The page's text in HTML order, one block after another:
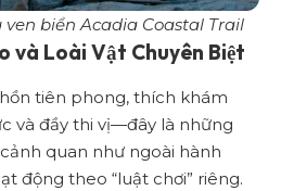
ven biển Acadia Coastal Trail
và Loài Vật Chuyên Biệt
tiên phong, thích khám
và đầy thi vị—đây là những
quan như ngoài hành
động theo “luật chơi” riêng.